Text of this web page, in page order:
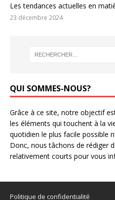
Les tendances actuelles en
23 décembre 2024
QUI SOMMES-NOUS?
Grâce à ce site, notre objectif
les éléments qui touchent à la
quotidien le plus facile possible
Donc, nous tâchons de rédiger
relativement courts pour vous
Politique de confidentialité